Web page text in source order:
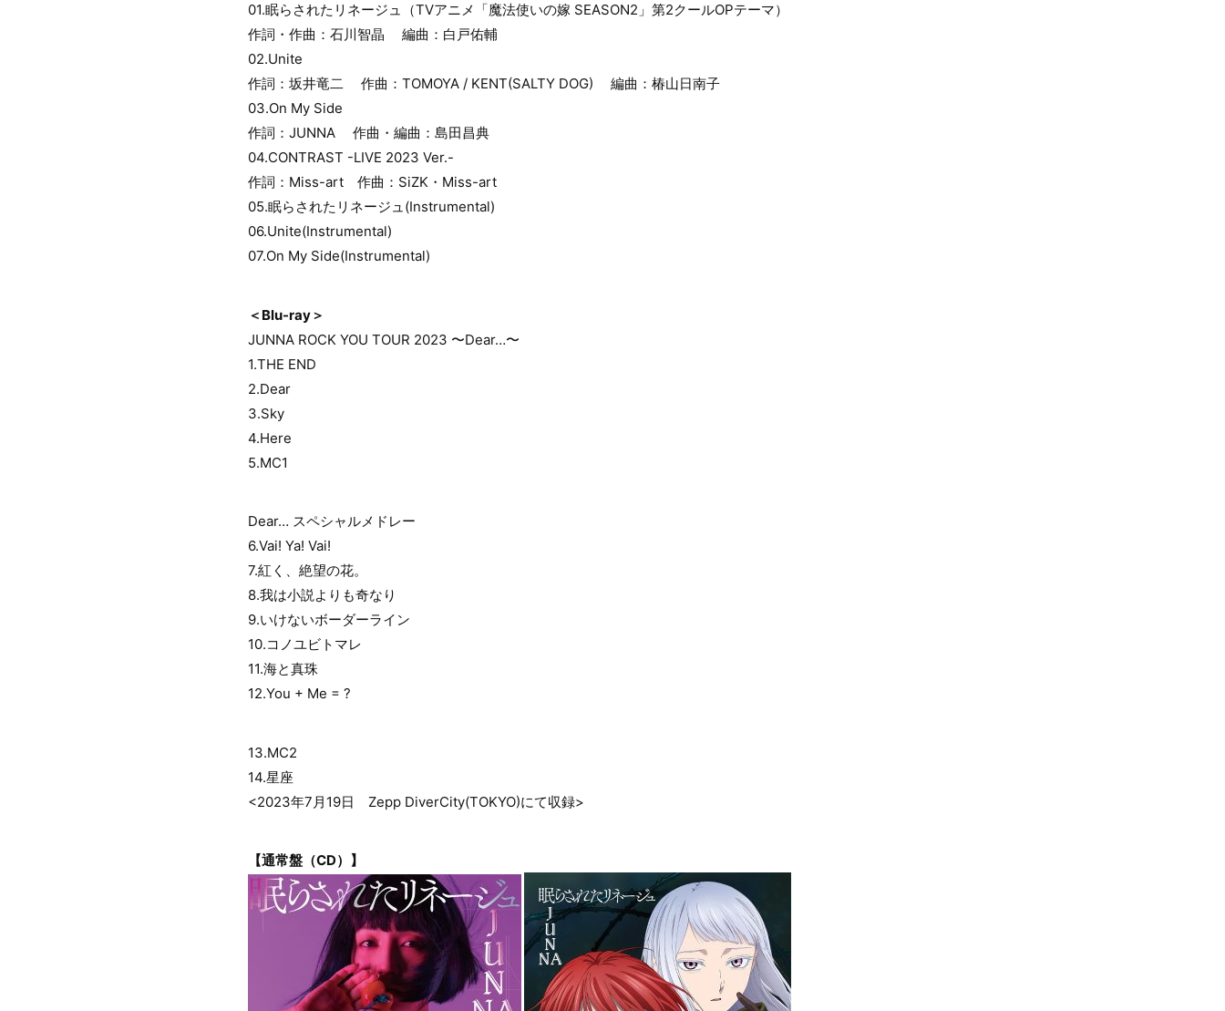
01.眠らされたリネージュ（TVアニメ「魔法使いの嫁 SEASON2」第2クールOPテーマ）
作詞・作曲：石川智晶 編曲：白戸佑輔
02.Unite
作詞：坂井竜二 作曲：TOMOYA / KENT(SALTY DOG) 編曲：椿山日南子
03.On My Side
作詞：JUNNA 作曲・編曲：島田昌典
04.CONTRAST -LIVE 2023 Ver.-
作詞：Miss-art 作曲：SiZK・Miss-art
05.眠らされたリネージュ(Instrumental)
06.Unite(Instrumental)
07.On My Side(Instrumental)
＜Blu-ray＞
JUNNA ROCK YOU TOUR 2023 〜Dear…〜
1.THE END
2.Dear
3.Sky
4.Here
5.MC1
Dear… スペシャルメドレー
6.Vai! Ya! Vai!
7.紅く、絶望の花。
8.我は小説よりも奇なり
9.いけないボーダーライン
10.コノユビトマレ
11.海と真珠
12.You + Me = ?
13.MC2
14.星座
<2023年7月19日 Zepp DiverCity(TOKYO)にて収録>
【通常盤（CD）】